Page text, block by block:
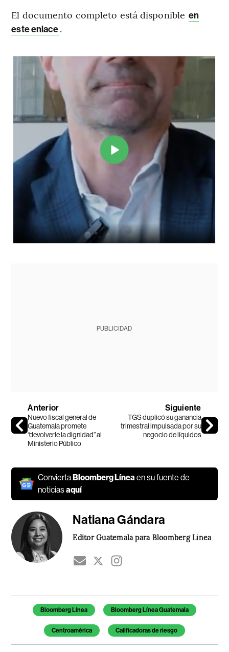
El documento completo está disponible en
este enlace.
PUBLICIDAD
Anterior
Nuevo fiscal general de
Guatemala promete
“devolverle la dignidad” al
Ministerio Público
Siguiente
TGS duplicó su ganancia
trimestral impulsada por su
negocio de líquidos
ConviertaBloomberg Línea en su fuente de
noticiasaquí
Natiana Gándara
Editor Guatemala para Bloomberg Línea
Temas de este artículo
Bloomberg Línea Bloomberg Línea Guatemala
Centroamérica Calificadoras de riesgo